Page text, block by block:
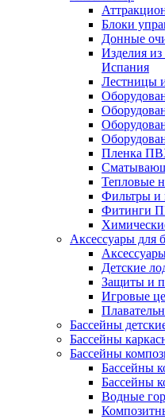
Блоки
Донные
Изделия
Испания
Лестницы
Пленка
Тепловые
Фильтры и
Фитинги
Аксессуары для
Детские
Защиты и
Игровые
Бассейны
Бассейны
Бассейны
Бассейны
Бассейны
Водные